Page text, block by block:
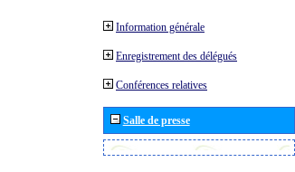
Information générale
Enregistrement des délégués
Conférences relatives
Salle de presse